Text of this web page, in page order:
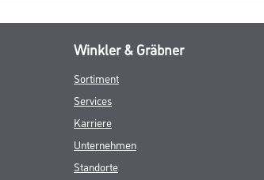
Winkler & Gräbner
Sortiment
Services
Karriere
Unternehmen
Standorte